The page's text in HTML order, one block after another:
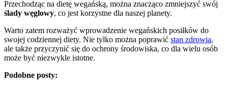
Przechodząc na dietę wegańską, można znacząco zmniejszyć swój
ślady węglowy, co jest korzystne dla naszej planety.
Warto zatem rozważyć wprowadzenie wegańskich posiłków do
swojej codziennej diety. Nie tylko można poprawić stan zdrowia,
ale także przyczynić się do ochrony środowiska, co dla wielu osób
może być niezwykle istotne.
Podobne posty: